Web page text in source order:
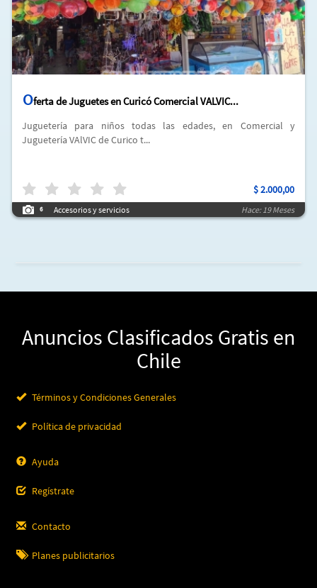
Oferta de Juguetes en Curicó Comercial VALVIC...
Juguetería para niños todas las edades, en Comercial y
Juguetería VAlVIC de Curico t...
$2.000,00
6 Accesorios y servicios Hace: 19 Meses
Anuncios Clasificados Gratis en
Chile
Términos y Condiciones Generales
Política de privacidad
Ayuda
Regístrate
Contacto
Planes publicitarios